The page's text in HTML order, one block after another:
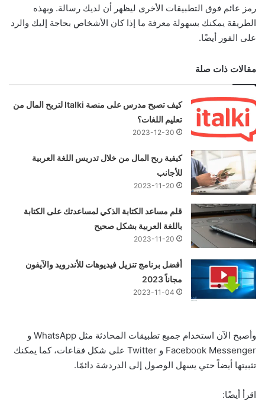
رمز عائم فوق التطبيقات الأخرى ليظهر أن لديك رسالة. وبهذه
الطريقة يمكنك بسهولة معرفة ما إذا كان الأشخاص بحاجة إليك والرد
على الفور أيضًا.
مقالات ذات صلة
كيف تصبح مدرس على منصة Italki لتربح المال من
تعليم اللغات؟
2023-12-30
كيفية ربح المال من خلال تدريس اللغة العربية
للأجانب
2023-11-20
قلم مساعد الكتابة الذكي لمساعدتك على الكتابة
باللغة العربية بشكل صحيح
2023-11-20
أفضل برنامج تنزيل فيديوهات للأندرويد والآيفون
مجاناً 2023
2023-11-04
وأصبح الآن استخدام جميع تطبيقات المحادثة مثل WhatsApp و
Facebook Messenger و Twitter على شكل فقاعات، كما يمكنك
تثبيتها أيضاً حتي يسهل الوصول إلى الدردشة دائمًا.
اقرأ أيضًا: